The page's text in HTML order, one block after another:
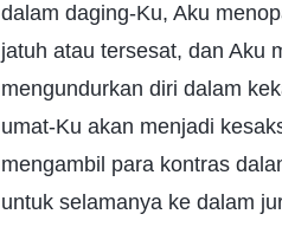
dalam daging-Ku, Aku
jatuh atau tersesat, dan Aku
mengundurkan diri dalam
umat-Ku akan menjadi
mengambil para kontras
untuk selamanya ke dalam